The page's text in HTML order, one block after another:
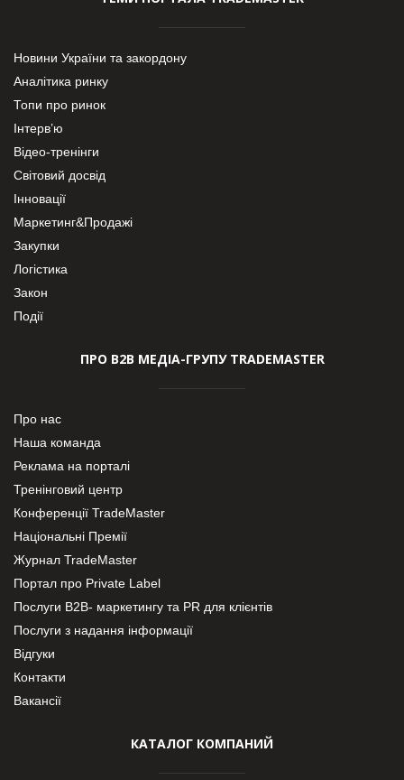
Новини України та закордону
Аналітика ринку
Топи про ринок
Інтерв’ю
Відео-тренінги
Світовий досвід
Інновації
Маркетинг&Продажі
Закупки
Логістика
Закон
Події
ПРО В2В МЕДІА-ГРУПУ TRADEMASTER
Про нас
Наша команда
Реклама на порталі
Тренінговий центр
Конференції TradeMaster
Національні Премії
Журнал TradeMaster
Портал про Private Label
Послуги В2В- маркетингу та PR для клієнтів
Послуги з надання інформації
Відгуки
Контакти
Вакансії
КАТАЛОГ КОМПАНИЙ